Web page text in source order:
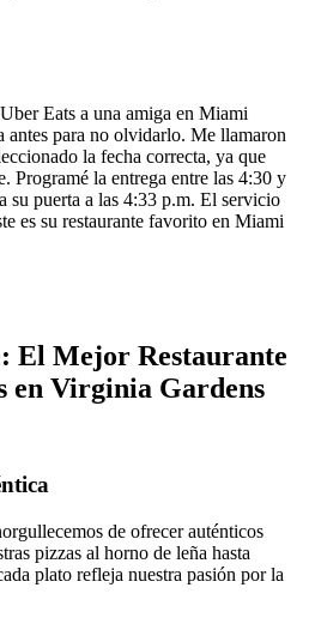
Eats a una amiga en Miami
antes para no olvidarlo. Me llamaron
la fecha correcta, ya que
Programé la entrega entre las 4:30 y
su puerta a las 4:33 p.m. El servicio
es su restaurante favorito en Miami
El Mejor Restaurante
en Virginia Gardens
de ofrecer auténticos
pizzas al horno de leña hasta
plato refleja nuestra pasión por la